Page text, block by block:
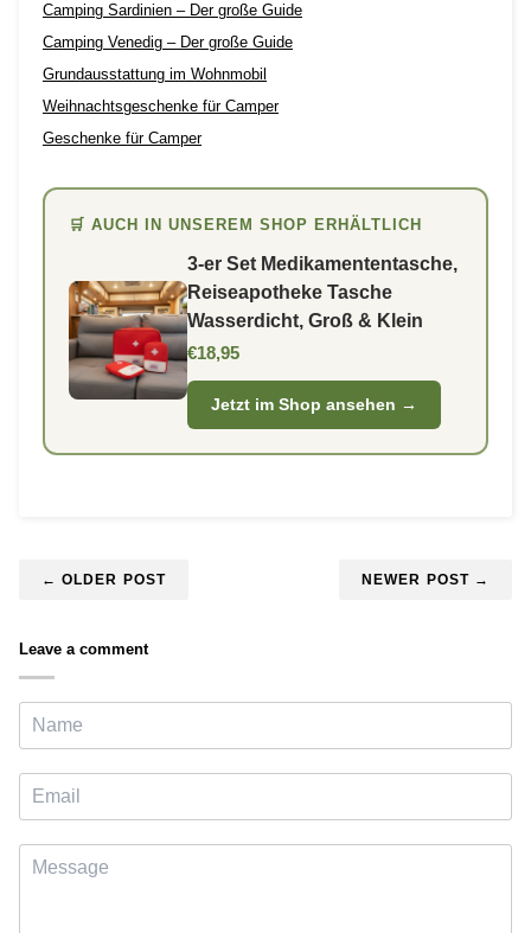
Camping Sardinien – Der große Guide
Camping Venedig – Der große Guide
Grundausstattung im Wohnmobil
Weihnachtsgeschenke für Camper
Geschenke für Camper
🛒 AUCH IN UNSEREM SHOP ERHÄLTLICH
3-er Set Medikamententasche,
Reiseapotheke Tasche
Wasserdicht, Groß & Klein
€18,95
Jetzt im Shop ansehen →
← OLDER POST NEWER POST →
Leave a comment